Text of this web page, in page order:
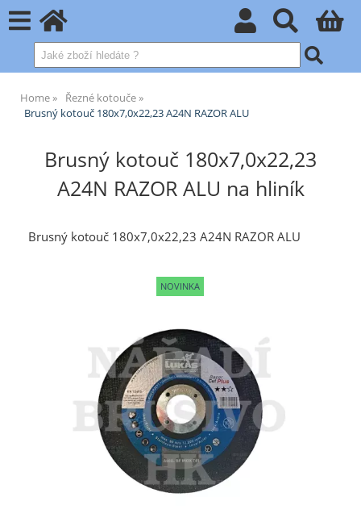
Home
Řezné kotouče
Brusný kotouč 180x7,0x22,23 A24N RAZOR ALU
Brusný kotouč 180x7,0x22,23
A24N RAZOR ALU na hliník
Brusný kotouč 180x7,0x22,23 A24N RAZOR ALU